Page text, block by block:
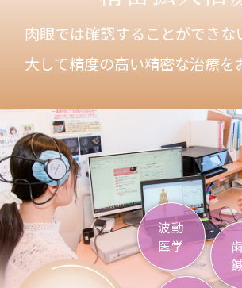
肉眼では確認することができな
大して精度の高い精密な治療を
波動
医学